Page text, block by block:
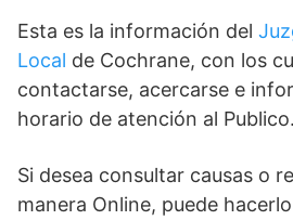
Esta es la información del
Local de Cochrane, con los
contactarse, acercarse e
horario de atención al Publico.
Si desea consultar causas o
manera Online, puede